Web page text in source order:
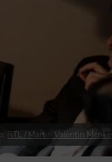
RTL / Martin Valentin Menke